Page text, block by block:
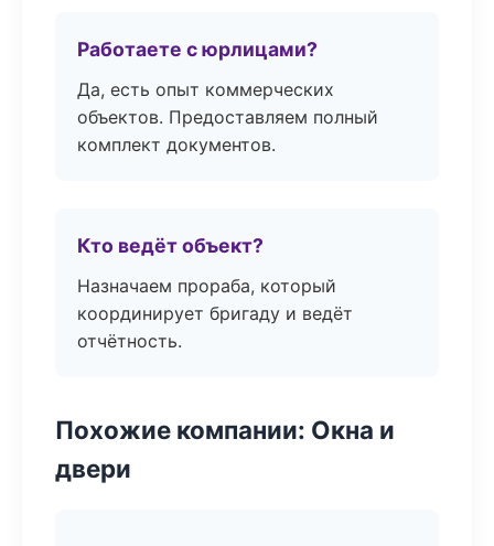
Работаете с юрлицами?
Да, есть опыт коммерческих
объектов. Предоставляем полный
комплект документов.
Кто ведёт объект?
Назначаем прораба, который
координирует бригаду и ведёт
отчётность.
Похожие компании: Окна и
двери